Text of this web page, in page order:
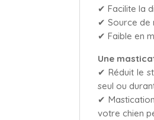
✔ Facilite la
✔ Source de
✔ Faible en
Une
✔ Réduit le
seul ou
✔
votre chien